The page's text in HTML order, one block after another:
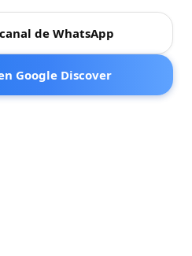
de WhatsApp
Google Discover